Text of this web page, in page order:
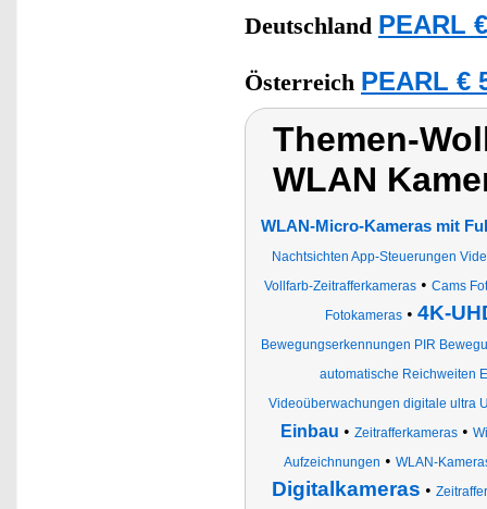
Deutschland PEARL
Österreich PEARL €
Themen-
WLAN
WLAN-Micro-Kameras mit
Nachtsichten App-Steuerungen
Vollfarb-Zeitrafferkameras • Cams
Fotokameras • 4K-
Bewegungserkennungen PIR
automatische Reichweiten
Videoüberwachungen digitale ultra
Einbau • Zeitrafferkameras •
Aufzeichnungen • WLAN-
Digitalkameras •